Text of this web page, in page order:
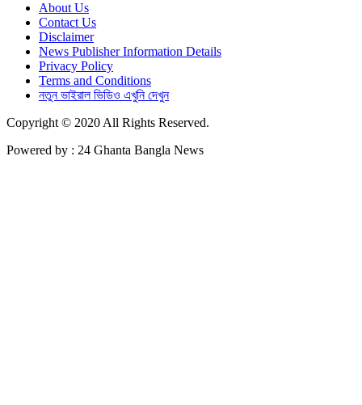
About Us
Contact Us
Disclaimer
News Publisher Information Details
Privacy Policy
Terms and Conditions
নতুন ভাইরাল ভিডিও এখুনি দেখুন
Copyright © 2020 All Rights Reserved.
Powered by : 24 Ghanta Bangla News